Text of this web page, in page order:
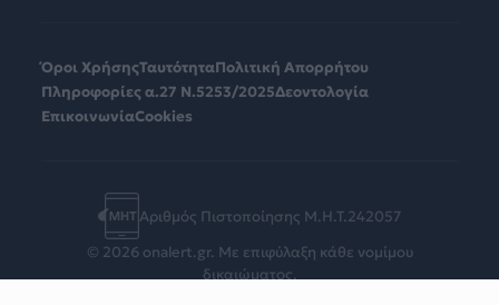
Όροι ΧρήσηςΤαυτότηταΠολιτική Απορρήτου
Πληροφορίες α.27 Ν.5253/2025Δεοντολογία
ΕπικοινωνίαCookies
Αριθμός Πιστοποίησης Μ.Η.Τ.242057
© 2026 onalert.gr. Με επιφύλαξη κάθε νομίμου
δικαιώματος.